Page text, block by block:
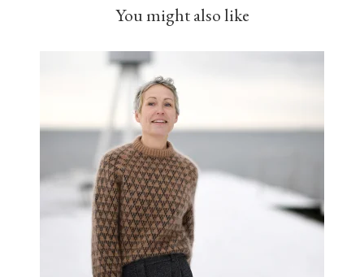
You might also like